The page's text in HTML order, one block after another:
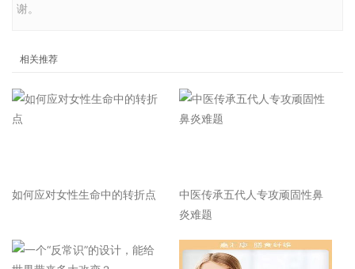
谢。
相关推荐
如何应对女性生命中的转折点
中医传承五代人专攻顽固性鼻
炎难题